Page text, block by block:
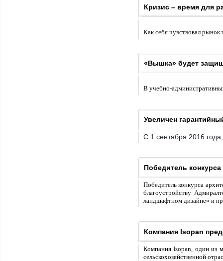
Кризис – время для
Как себя чувствовал рынок
«Вышка» будет
В учебно-
Увеличен
С 1 сентября 2016
Победитель
Победитель конкурса
благоустройству
ландшафтном дизайне» и
Компания Isopan
Компания Isopan, один из
сельскохозяйственной